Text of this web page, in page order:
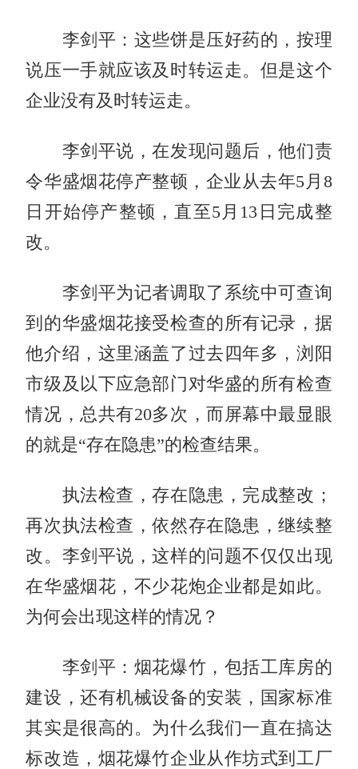
李剑平：这些饼是压好药的，按理
说压一手就应该及时转运走。但是这个
企业没有及时转运走。
李剑平说，在发现问题后，他们责
令华盛烟花停产整顿，企业从去年5月8
日开始停产整顿，直至5月13日完成整
改。
李剑平为记者调取了系统中可查询
到的华盛烟花接受检查的所有记录，据
他介绍，这里涵盖了过去四年多，浏阳
市级及以下应急部门对华盛的所有检查
情况，总共有20多次，而屏幕中最显眼
的就是“存在隐患”的检查结果。
执法检查，存在隐患，完成整改；
再次执法检查，依然存在隐患，继续整
改。李剑平说，这样的问题不仅仅出现
在华盛烟花，不少花炮企业都是如此。
为何会出现这样的情况？
李剑平：烟花爆竹，包括工库房的
建设，还有机械设备的安装，国家标准
其实是很高的。为什么我们一直在搞达
标改造，烟花爆竹企业从作坊式到工厂